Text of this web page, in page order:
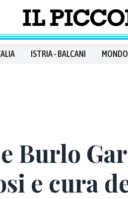
ISTRIA - BALCANI MONDO
Burlo
e cura